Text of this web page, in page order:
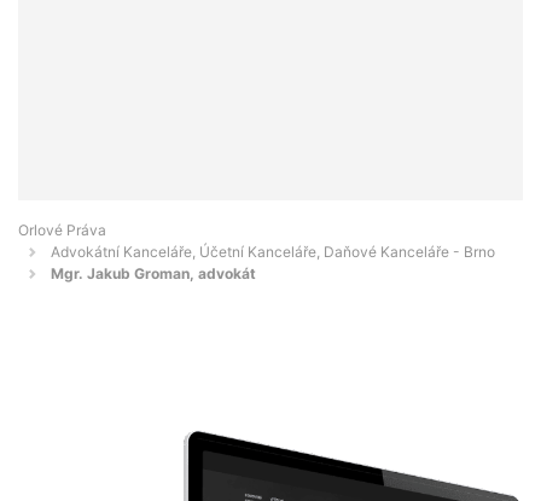
Orlové Práva
Advokátní Kanceláře, Účetní Kanceláře, Daňové Kanceláře - Brno
Mgr. Jakub Groman, advokát